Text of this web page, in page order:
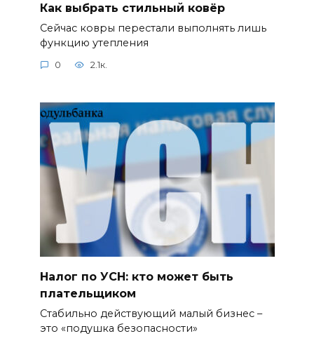
Как выбрать стильный ковёр
Сейчас ковры перестали выполнять лишь
функцию утепления
0 2.1к.
Налог по УСН: кто может быть
плательщиком
Стабильно действующий малый бизнес –
это «подушка безопасности»